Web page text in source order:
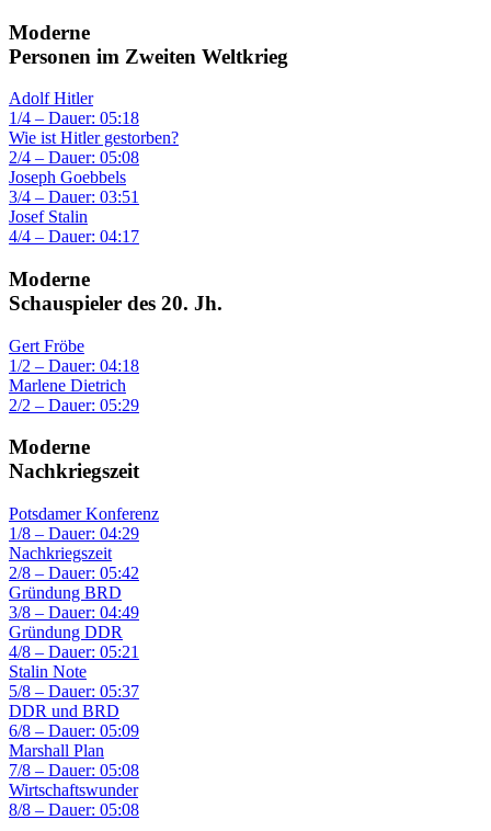
Moderne
Personen im Zweiten Weltkrieg
Adolf Hitler
1/4 – Dauer: 05:18
Wie ist Hitler gestorben?
2/4 – Dauer: 05:08
Joseph Goebbels
3/4 – Dauer: 03:51
Josef Stalin
4/4 – Dauer: 04:17
Moderne
Schauspieler des 20. Jh.
Gert Fröbe
1/2 – Dauer: 04:18
Marlene Dietrich
2/2 – Dauer: 05:29
Moderne
Nachkriegszeit
Potsdamer Konferenz
1/8 – Dauer: 04:29
Nachkriegszeit
2/8 – Dauer: 05:42
Gründung BRD
3/8 – Dauer: 04:49
Gründung DDR
4/8 – Dauer: 05:21
Stalin Note
5/8 – Dauer: 05:37
DDR und BRD
6/8 – Dauer: 05:09
Marshall Plan
7/8 – Dauer: 05:08
Wirtschaftswunder
8/8 – Dauer: 05:08